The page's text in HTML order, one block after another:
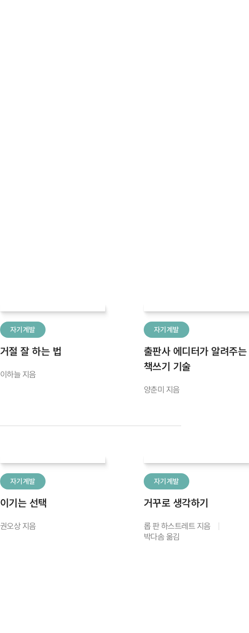
자기계발
거절 잘 하는 법
이하늘 지음
자기계발
출판사 에디터가 알려주는
책쓰기 기술
양춘미 지음
자기계발
이기는 선택
권오상 지음
자기계발
거꾸로 생각하기
롭 판 하스트레트 지음
박다솜 옮김